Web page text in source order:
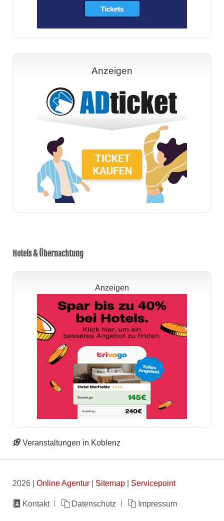
Anzeigen
Hotels & Übernachtung
Anzeigen
Veranstaltungen in Koblenz
2026 | Online Agentur| Sitemap| Servicepoint
Navigation
Kontakt Datenschutz Impressum